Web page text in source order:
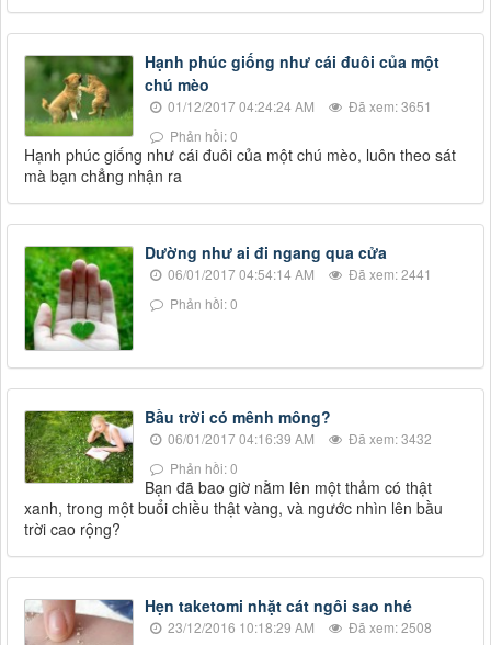
Hạnh phúc giống như cái đuôi của một
chú mèo
01/12/2017 04:24:24 AM
Đã xem: 3651
Phản hồi: 0
Hạnh phúc giống như cái đuôi của một chú mèo, luôn theo sát
mà bạn chẳng nhận ra
Dường như ai đi ngang qua cửa
06/01/2017 04:54:14 AM
Đã xem: 2441
Phản hồi: 0
Bầu trời có mênh mông?
06/01/2017 04:16:39 AM
Đã xem: 3432
Phản hồi: 0
Bạn đã bao giờ nằm lên một thảm có thật
xanh, trong một buổi chiều thật vàng, và ngước nhìn lên bầu
trời cao rộng?
Hẹn taketomi nhặt cát ngôi sao nhé
23/12/2016 10:18:29 AM
Đã xem: 2508